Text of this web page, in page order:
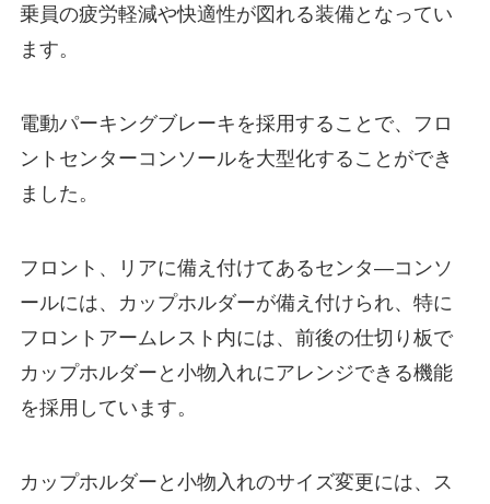
乗員の疲労軽減や快適性が図れる装備となってい
ます。
電動パーキングブレーキを採用することで、フロ
ントセンターコンソールを大型化することができ
ました。
フロント、リアに備え付けてあるセンタ―コンソ
ールには、カップホルダーが備え付けられ、特に
フロントアームレスト内には、前後の仕切り板で
カップホルダーと小物入れにアレンジできる機能
を採用しています。
カップホルダーと小物入れのサイズ変更には、ス